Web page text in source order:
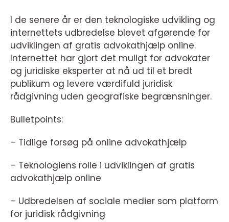
I de senere år er den teknologiske udvikling og
internettets udbredelse blevet afgørende for
udviklingen af gratis advokathjælp online.
Internettet har gjort det muligt for advokater
og juridiske eksperter at nå ud til et bredt
publikum og levere værdifuld juridisk
rådgivning uden geografiske begrænsninger.
Bulletpoints:
– Tidlige forsøg på online advokathjælp
– Teknologiens rolle i udviklingen af gratis
advokathjælp online
– Udbredelsen af sociale medier som platform
for juridisk rådgivning